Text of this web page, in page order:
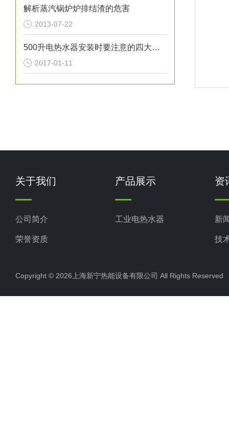
解析蒸汽锅炉炉排结渣的危害
2013-07-22
500升电热水器安装时要注意的四大事项
2017-01-11
关于我们
公司简介
荣誉资质
产品展示
工业电热水器
资
新
技
Copyright © 2026上海新宁热能设备有限公司 All Rights